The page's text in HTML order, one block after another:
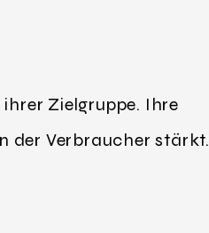
Zielgruppe. Ihre
der Verbraucher stärkt.